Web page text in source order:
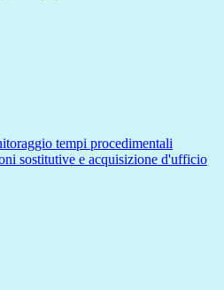
tempi procedimentali
sostitutive e acquisizione d'ufficio